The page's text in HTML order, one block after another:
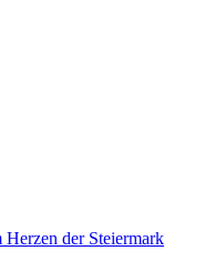
der Steiermark